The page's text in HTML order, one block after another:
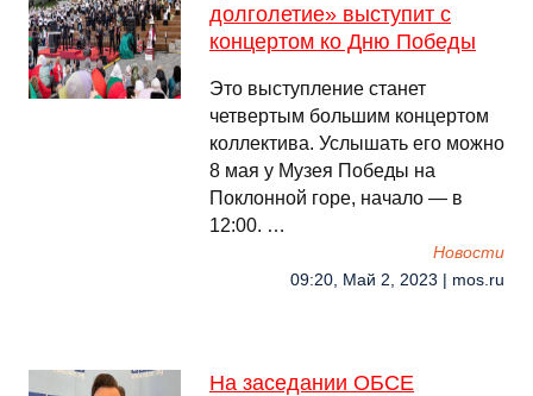
долголетие» выступит с
концертом ко Дню Победы
Это выступление станет
четвертым большим концертом
коллектива. Услышать его можно
8 мая у Музея Победы на
Поклонной горе, начало — в
12:00. …
Новости
09:20, Май 2, 2023 | mos.ru
На заседании ОБСЕ